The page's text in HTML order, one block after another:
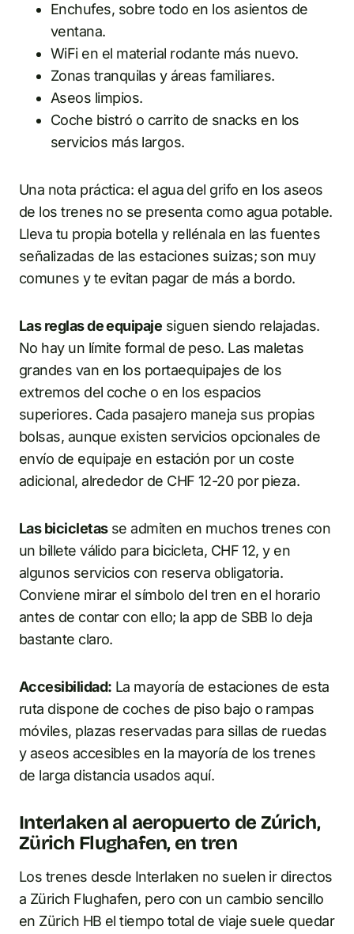
Enchufes, sobre todo en los asientos de
ventana.
WiFi en el material rodante más nuevo.
Zonas tranquilas y áreas familiares.
Aseos limpios.
Coche bistró o carrito de snacks en los
servicios más largos.
Una nota práctica: el agua del grifo en los aseos
de los trenes no se presenta como agua potable.
Lleva tu propia botella y rellénala en las fuentes
señalizadas de las estaciones suizas; son muy
comunes y te evitan pagar de más a bordo.
Las reglas de equipaje siguen siendo relajadas.
No hay un límite formal de peso. Las maletas
grandes van en los portaequipajes de los
extremos del coche o en los espacios
superiores. Cada pasajero maneja sus propias
bolsas, aunque existen servicios opcionales de
envío de equipaje en estación por un coste
adicional, alrededor de CHF 12-20 por pieza.
Las bicicletasse admiten en muchos trenes con
un billete válido para bicicleta, CHF 12, y en
algunos servicios con reserva obligatoria.
Conviene mirar el símbolo del tren en el horario
antes de contar con ello; la app de SBB lo deja
bastante claro.
Accesibilidad: La mayoría de estaciones de esta
ruta dispone de coches de piso bajo o rampas
móviles, plazas reservadas para sillas de ruedas
y aseos accesibles en la mayoría de los trenes
de larga distancia usados aquí.
Interlaken al aeropuerto de Zúrich,
Zürich Flughafen, en tren
Los trenes desde Interlaken no suelen ir directos
a Zürich Flughafen, pero con un cambio sencillo
en Zürich HB el tiempo total de viaje suele quedar